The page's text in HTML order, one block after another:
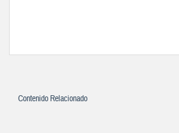
Contenido Relacionado